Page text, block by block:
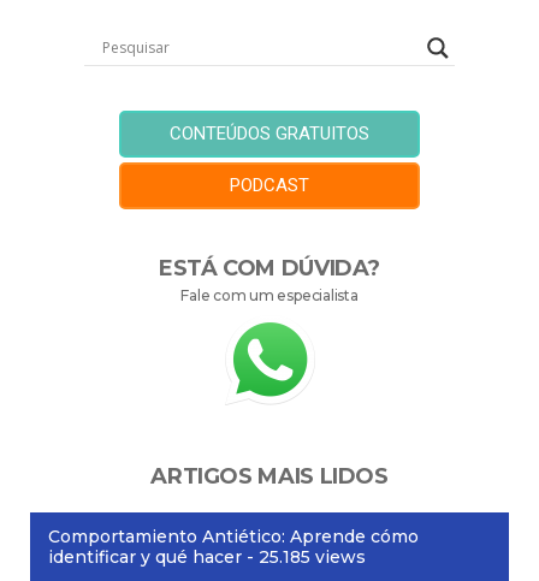
CONTEÚDOS GRATUITOS
PODCAST
ESTÁ COM DÚVIDA?
Fale com um especialista
ARTIGOS MAIS LIDOS
Comportamiento Antiético: Aprende cómo
identificar y qué hacer - 25.185 views